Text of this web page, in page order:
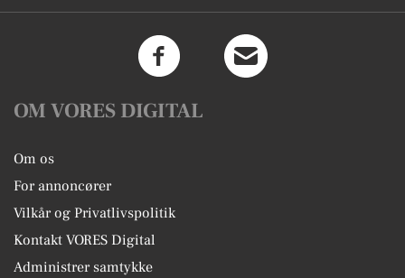
OM VORES DIGITAL
Om os
For annoncører
Vilkår og Privatlivspolitik
Kontakt VORES Digital
Administrer samtykke